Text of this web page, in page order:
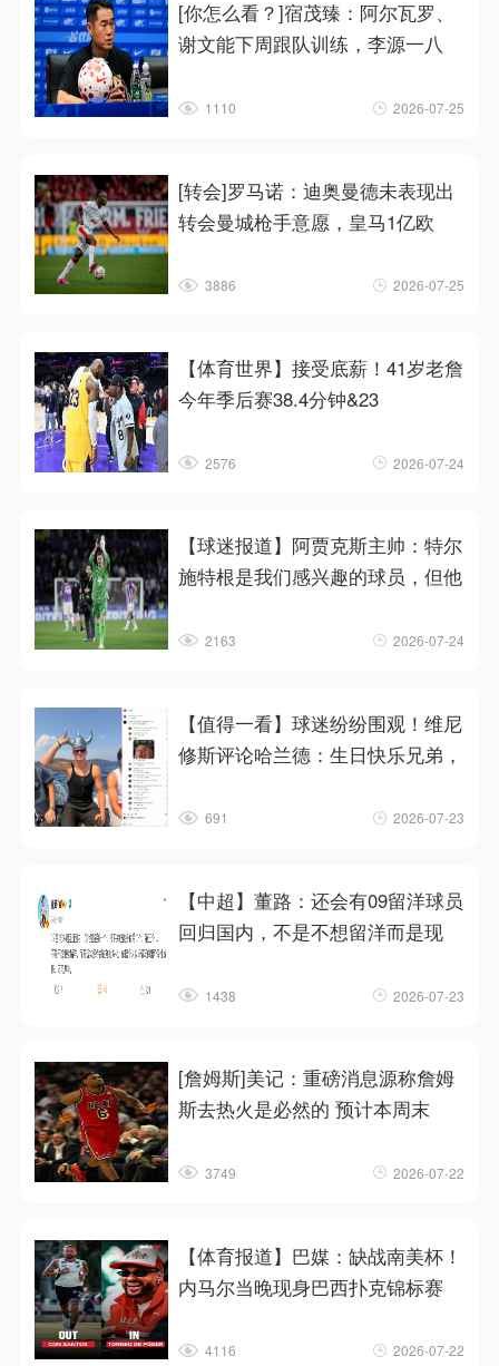
[你怎么看？]宿茂臻：阿尔瓦罗、
谢文能下周跟队训练，李源一八
1110 2026-07-25
[转会]罗马诺：迪奥曼德未表现出
转会曼城枪手意愿，皇马1亿欧
3886 2026-07-25
【体育世界】接受底薪！41岁老詹
今年季后赛38.4分钟&23
2576 2026-07-24
【球迷报道】阿贾克斯主帅：特尔
施特根是我们感兴趣的球员，但他
2163 2026-07-24
【值得一看】球迷纷纷围观！维尼
修斯评论哈兰德：生日快乐兄弟，
691 2026-07-23
【中超】董路：还会有09留洋球员
回归国内，不是不想留洋而是现
1438 2026-07-23
[詹姆斯]美记：重磅消息源称詹姆
斯去热火是必然的 预计本周末
3749 2026-07-22
【体育报道】巴媒：缺战南美杯！
内马尔当晚现身巴西扑克锦标赛
4116 2026-07-22